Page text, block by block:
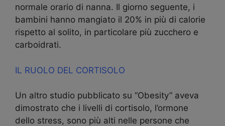
normale orario di nanna. Il giorno seguente, i
bambini hanno mangiato il 20% in più di calorie
rispetto al solito, in particolare più zucchero e
carboidrati.
IL RUOLO DEL CORTISOLO
Un altro studio pubblicato su “Obesity” aveva
dimostrato che i livelli di cortisolo, l’ormone
dello stress, sono più alti nelle persone che